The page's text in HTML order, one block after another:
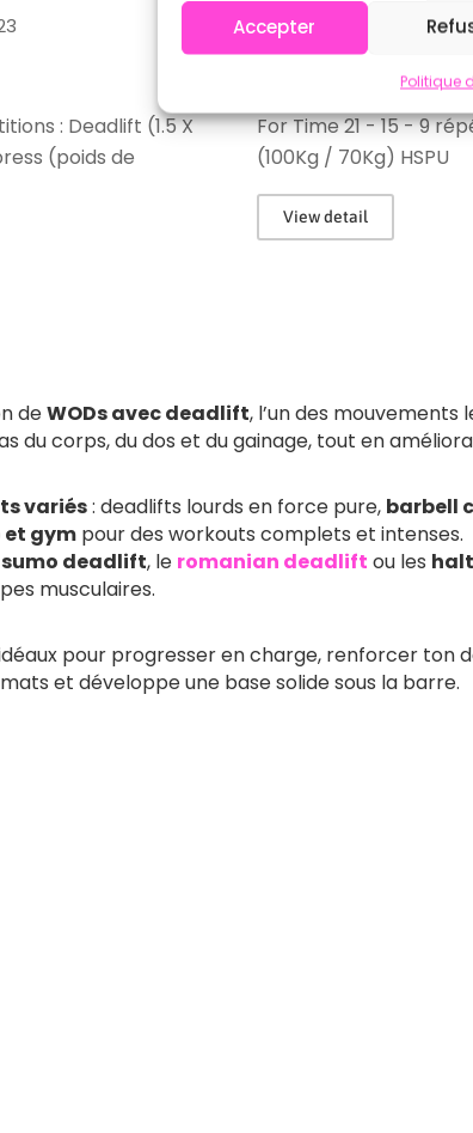
Accepter
Politique
: Deadlift (1.5 X
(poids de
WOD 29/08/
WOD Diane
For Time 21 - 15 - 9
(100Kg / 70Kg) HSPU
View detail
deWODs avec deadlift, l’un des
du corps, du dos et du gainage, tout en
variés: deadlifts lourds en force pure, barbell
et gym pour des workouts complets et intenses.
sumo deadlift, le romanian deadlift ou les
musculaires.
pour progresser en charge, renforcer ton
et développe une base solide sous la barre.